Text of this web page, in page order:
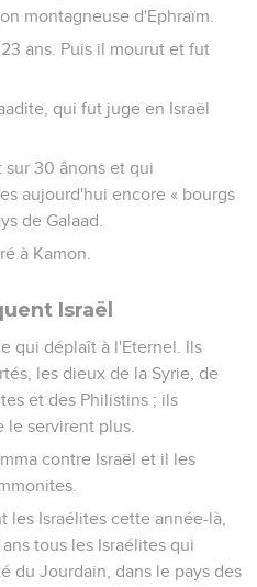
montagneuse d'Ephraïm.
ans. Puis il mourut et fut
qui fut juge en Israël
30 ânons et qui
aujourd'hui encore « bourgs
de Galaad.
à Kamon.
Israël
qui déplaît à l'Eternel. Ils
les dieux de la Syrie, de
et des Philistins ; ils
le servirent plus.
contre Israël et il les
les Israélites cette année-là,
tous les Israélites qui
du Jourdain, dans le pays des